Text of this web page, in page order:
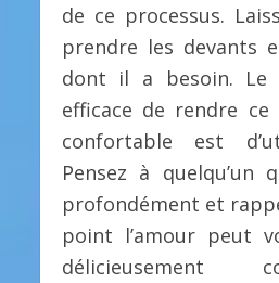
de ce processus.
prendre les devants
dont il a besoin. Le
efficace de rendre ce
confortable est
Pensez à quelqu’un
profondément et
point l’amour peut
délicieusement